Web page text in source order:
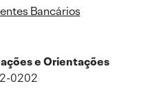
Bancários
e Orientações
0202